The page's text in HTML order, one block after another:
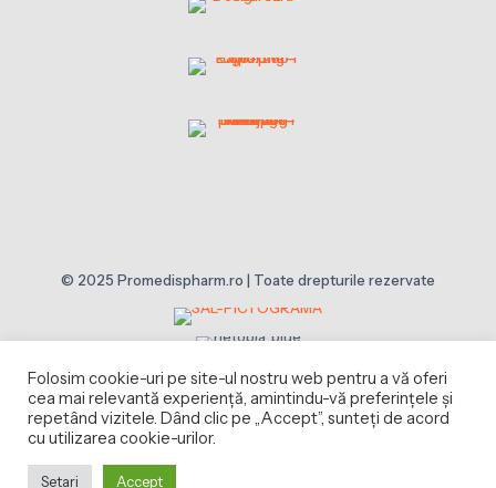
© 2025 Promedispharm.ro | Toate drepturile rezervate
Folosim cookie-uri pe site-ul nostru web pentru a vă oferi
cea mai relevantă experiență, amintindu-vă preferințele și
repetând vizitele. Dând clic pe „Accept”, sunteți de acord
cu utilizarea cookie-urilor.
Setari Accept